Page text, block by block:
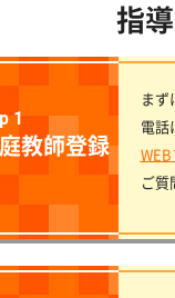
指
1
教師登録
まず
電話
WEB
ご質